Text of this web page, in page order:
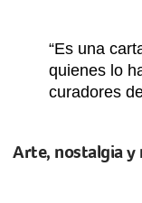
“Es una
quienes lo
curadores
Arte, nostalgia y